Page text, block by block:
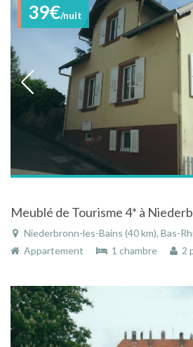
39€/nuit
Meublé de Tourisme 4* à
Niederbronn-les-Bains (40 km), Bas-Rhin,
Appartement
1 chambre 2